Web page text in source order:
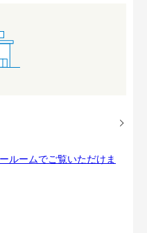
ルームでご覧いただけま